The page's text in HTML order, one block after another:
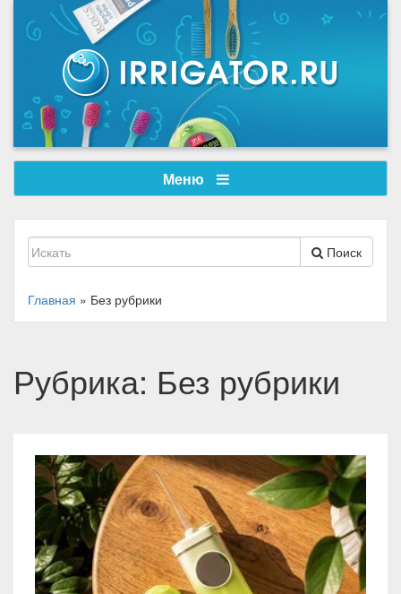
Меню
Поиск
Главная » Без рубрики
Рубрика: Без рубрики